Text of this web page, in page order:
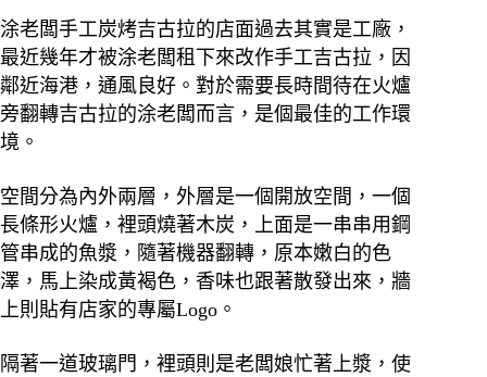
涂老闆手工炭烤吉古拉的店面過去其實是工廠，
最近幾年才被涂老闆租下來改作手工吉古拉，因
鄰近海港，通風良好。 對於需要長時間待在火爐
旁翻轉吉古拉的涂老闆而言，是個最佳的工作環
境。
空間分為內外兩層，外層是一個開放空間，一個
長條形火爐，裡頭燒著木炭，上面是一串串用鋼
管串成的魚漿，隨著機器翻轉，原本嫩白的色
澤，馬上染成黃褐色，香味也跟著散發出來，牆
上則貼有店家的專屬Logo。
隔著一道玻璃門，裡頭則是老闆娘忙著上漿，使